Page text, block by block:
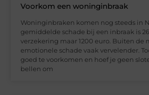
Voorkom een woninginbraak
Woninginbraken komen nog steeds in
gemiddelde schade bij een inbraak is
verzekering maar 1200 euro. Buiten de
emotionele schade vaak vervelender.
goed te voorkomen en hoef je geen
bellen om